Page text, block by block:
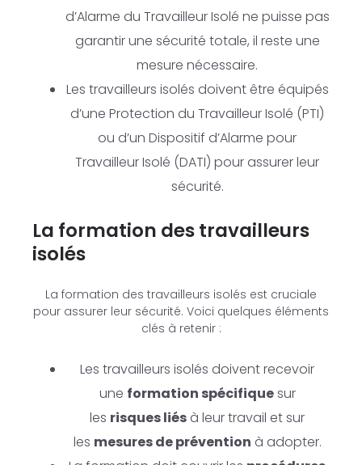
d’Alarme du Travailleur Isolé ne puisse pas
garantir une sécurité totale, il reste une
mesure nécessaire.
Les travailleurs isolés doivent être équipés
d’une Protection du Travailleur Isolé (PTI)
ou d’un Dispositif d’Alarme pour
Travailleur Isolé (DATI) pour assurer leur
sécurité.
La formation des travailleurs
isolés
La formation des travailleurs isolés est cruciale
pour assurer leur sécurité. Voici quelques éléments
clés à retenir :
Les travailleurs isolés doivent recevoir
une formation spécifiquesur
les risques liés à leur travail et sur
les mesures de prévention à adopter.